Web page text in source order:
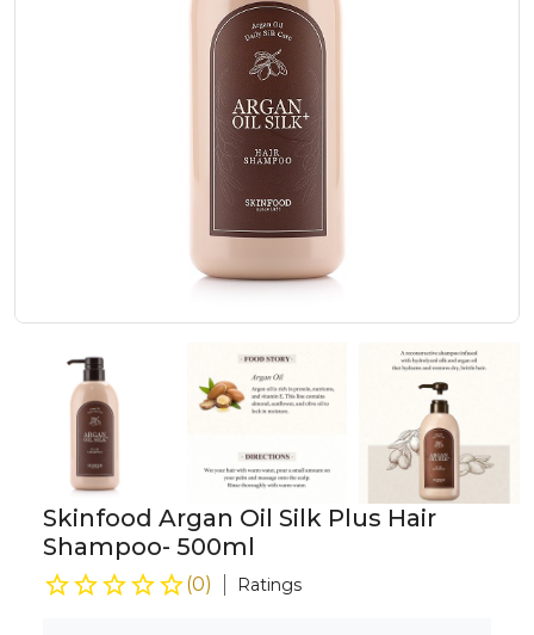
Skinfood Argan Oil Silk Plus Hair
Shampoo- 500ml
(0) Ratings